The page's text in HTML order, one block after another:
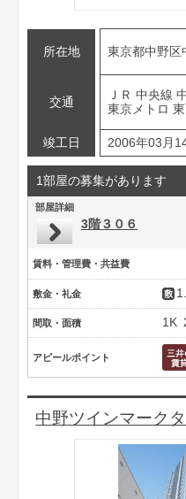
所在地 東京都中野区
交通
ＪＲ 中央線
東京メトロ
竣工日 2006年03月
1部屋の募集があります
部屋詳細
3階３０６
賃料・管理費・共益費
敷金・礼金
間取・面積 1K
アピールポイント
中野ツインマーク